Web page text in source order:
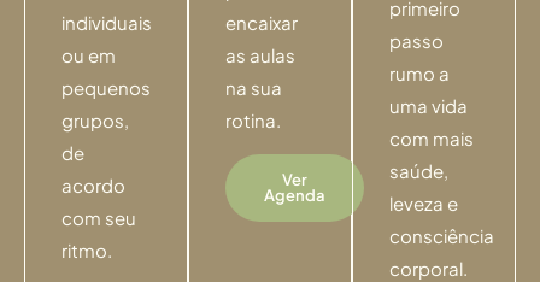
individuais
ou em
pequenos
grupos,
de
acordo
com seu
ritmo.
encaixar
as aulas
na sua
rotina.
Ver
Agenda
primeiro
passo
rumo a
uma vida
com mais
saúde,
leveza e
consciência
corporal.